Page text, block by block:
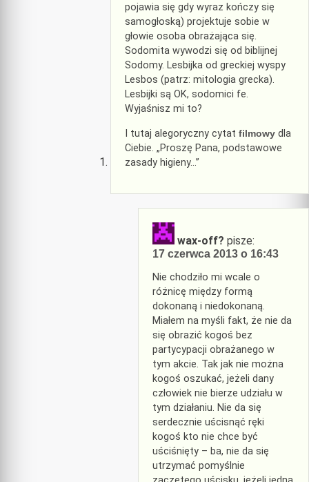
pojawia się gdy wyraz kończy się
samogłoską) projektuje sobie w
głowie osoba obrażająca się.
Sodomita wywodzi się od biblijnej
Sodomy. Lesbijka od greckiej wyspy
Lesbos (patrz: mitologia grecka).
Lesbijki są OK, sodomici fe.
Wyjaśnisz mi to?
I tutaj alegoryczny cytat filmowy dla
Ciebie. „Proszę Pana, podstawowe
zasady higieny…”
wax-off? pisze:
17 czerwca 2013 o 16:43
Nie chodziło mi wcale o
różnicę między formą
dokonaną i niedokonaną.
Miałem na myśli fakt, że nie da
się obrazić kogoś bez
partycypacji obrażanego w
tym akcie. Tak jak nie można
kogoś oszukać, jeżeli dany
człowiek nie bierze udziału w
tym działaniu. Nie da się
serdecznie uścisnąć ręki
kogoś kto nie chce być
uściśnięty – ba, nie da się
utrzymać pomyślnie